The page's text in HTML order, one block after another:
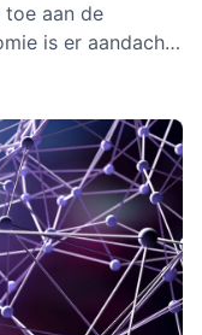
toe aan de
is er aandacht
gaan dan